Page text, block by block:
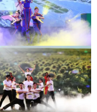
HỖ TRỢ ĐỘI XE CHỐNG
DỊCH
HỖ TRỢ ĐỘI XE CHỐNG
DỊCH